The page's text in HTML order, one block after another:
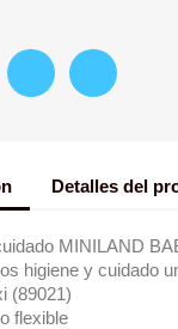
Detalles del
MINILAND
higiene y cuidado
(89021)
flexible